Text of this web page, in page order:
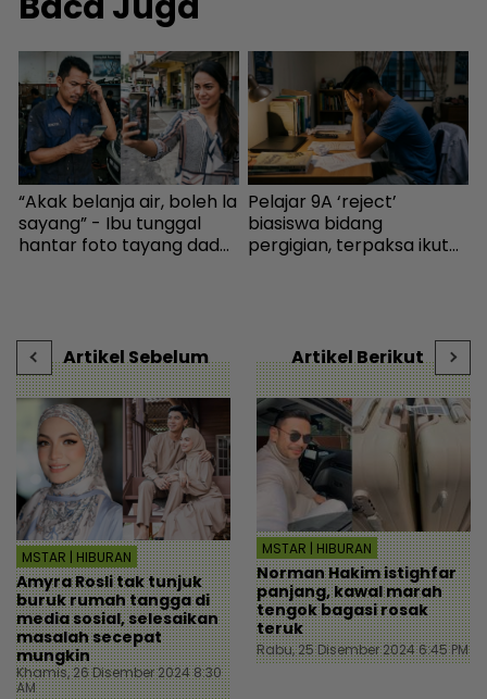
“Akak belanja air, boleh la
sayang” - Ibu tunggal
hantar foto tayang dada,
Pelajar 9A ‘reject’
biasiswa bidang
pergigian, terpaksa ikut
Artikel Sebelum
MSTAR | HIBURAN
Amyra Rosli tak tunjuk
buruk rumah tangga di
media sosial, selesaikan
masalah secepat
mungkin
Khamis, 26 Disember 2024 8:30
AM
Artikel Berikut
MSTAR | HIBURAN
Norman Hakim istighfar
panjang, kawal marah
tengok bagasi rosak
teruk
Rabu, 25 Disember 2024 6:45 PM